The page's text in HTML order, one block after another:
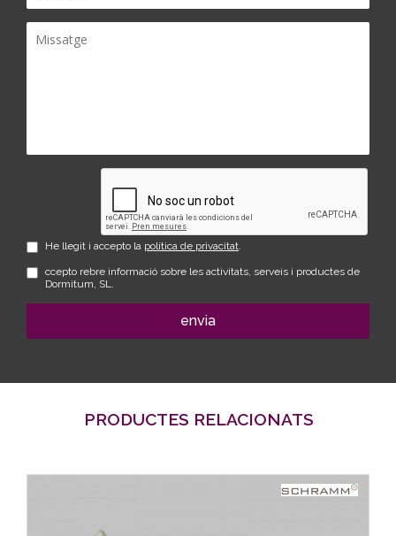
He llegit i accepto la política de privacitat.
ccepto rebre informació sobre les activitats, serveis i productes de
Dormitum, SL.
envia
PRODUCTES RELACIONATS